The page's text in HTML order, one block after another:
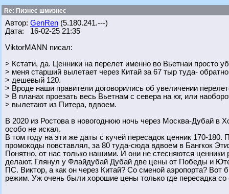
Re: Пизнес шмизнес
Автор: GenRen (5.180.241.---)
Дата: 16-02-25 21:35
ViktorMANN писал:
> Кстати, да. Ценники на перелет именно во Вьетнаи просто
> меня старший вылетает через Китай за 67 тыр туда-
> дешевый 120.
> Вроде наши правители договорились об увеличении
> В планах проезать весь Вьетнам с севера на юг, или
> вылетают из Питера, вдвоем.
В 2020 из Ростова в новогоднюю ночь через Москва-Дубай
особо не искал.
В том году на эти же даты с кучей пересадок ценник 170-
промокоды повставлял, за 80 туда-сюда вдвоем в Бангкок
Понятно, от нас только нашими. И они не стесняются
делают. Глянул у Флайдубай Дубай две цены от Победы и
ПС. Виктор, а как он через Китай? Со сменой аэропорта? Вот
режим. Уж очень были хорошие цены только где пересадка